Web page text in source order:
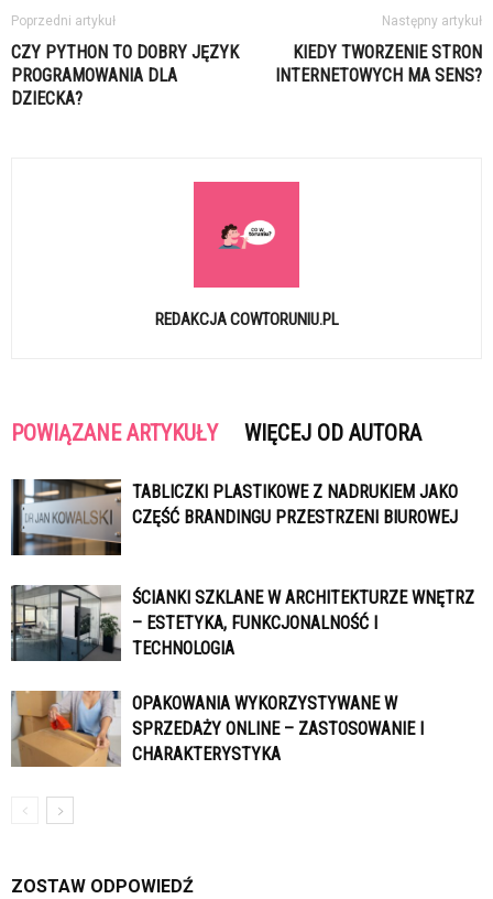
Poprzedni artykuł
CZY PYTHON TO DOBRY JĘZYK
PROGRAMOWANIA DLA
DZIECKA?
Następny artykuł
KIEDY TWORZENIE STRON
INTERNETOWYCH MA SENS?
REDAKCJA COWTORUNIU.PL
POWIĄZANE ARTYKUŁY WIĘCEJ OD AUTORA
TABLICZKI PLASTIKOWE Z NADRUKIEM JAKO
CZĘŚĆ BRANDINGU PRZESTRZENI BIUROWEJ
ŚCIANKI SZKLANE W ARCHITEKTURZE WNĘTRZ
– ESTETYKA, FUNKCJONALNOŚĆ I
TECHNOLOGIA
OPAKOWANIA WYKORZYSTYWANE W
SPRZEDAŻY ONLINE – ZASTOSOWANIE I
CHARAKTERYSTYKA
ZOSTAW ODPOWIEDŹ